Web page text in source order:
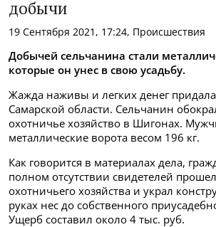
добычи
19 Сентября 2021, 17:24, Происшествия
Добычей сельчанина стали
которые он унес в свою усадьбу.
Жажда наживы и легких денег
Самарской области. Сельчанин
охотничье хозяйство в Шигонах.
металлические ворота весом 196 кг.
Как говорится в материалах дела,
полном отсутствии свидетелей
охотничьего хозяйства и украл
руках нес до собственного
Ущерб составил около 4 тыс. руб.